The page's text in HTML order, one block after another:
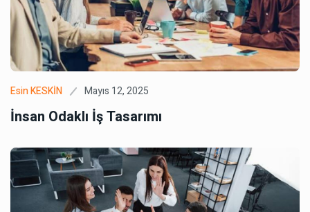
Esin KESKİN Mayıs 12, 2025
İnsan Odaklı İş Tasarımı